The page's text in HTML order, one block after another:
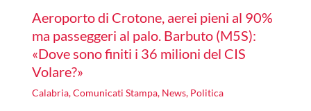
Aeroporto di Crotone, aerei pieni al 90%
ma passeggeri al palo. Barbuto (M5S):
«Dove sono finiti i 36 milioni del CIS
Volare?»
Calabria,Comunicati Stampa, News, Politica